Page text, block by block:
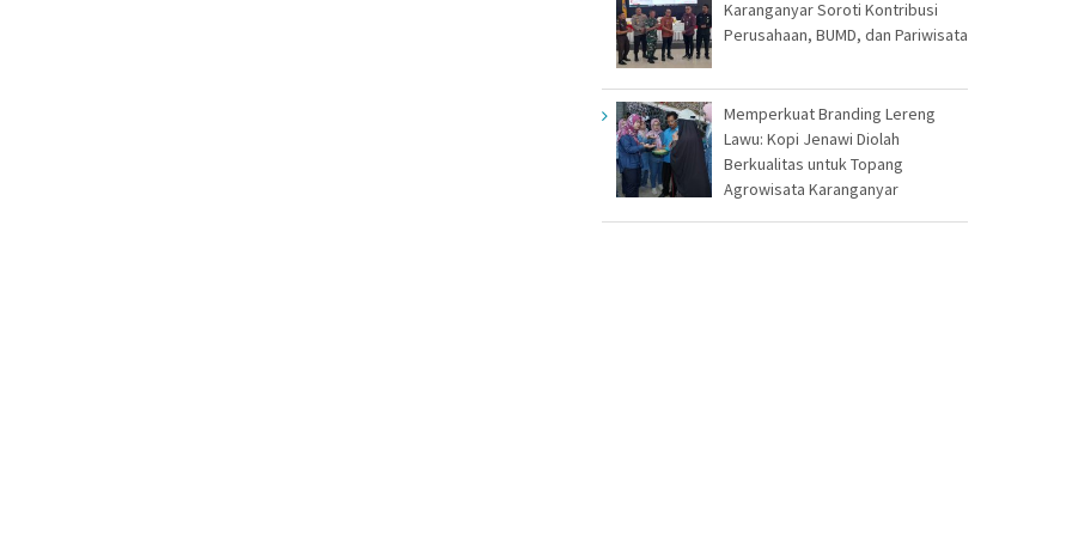
Karanganyar Soroti Kontribusi
Perusahaan, BUMD, dan Pariwisata
Memperkuat Branding Lereng
Lawu: Kopi Jenawi Diolah
Berkualitas untuk Topang
Agrowisata Karanganyar